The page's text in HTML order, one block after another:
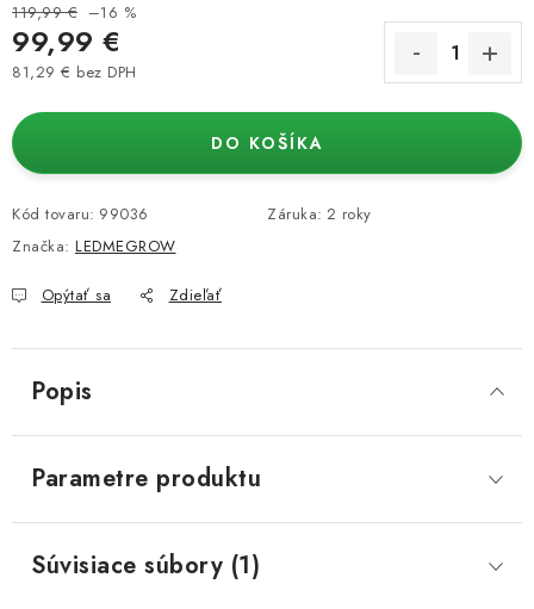
119,99 € –16 %
99,99 €
81,29 € bez DPH
DO KOŠÍKA
Kód tovaru: 99036 Záruka: 2 roky
Značka: LEDMEGROW
Opýtať sa Zdieľať
Popis
Parametre produktu
Súvisiace súbory (1)